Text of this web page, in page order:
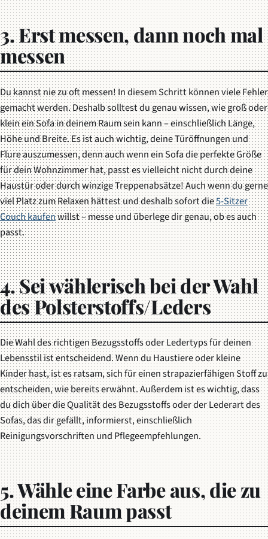
3. Erst messen, dann noch mal
messen
Du kannst nie zu oft messen! In diesem Schritt können viele Fehler
gemacht werden. Deshalb solltest du genau wissen, wie groß oder
klein ein Sofa in deinem Raum sein kann – einschließlich Länge,
Höhe und Breite. Es ist auch wichtig, deine Türöffnungen und
Flure auszumessen, denn auch wenn ein Sofa die perfekte Größe
für dein Wohnzimmer hat, passt es vielleicht nicht durch deine
Haustür oder durch winzige Treppenabsätze! Auch wenn du gerne
viel Platz zum Relaxen hättest und deshalb sofort die5-Sitzer
Couch kaufenwillst – messe und überlege dir genau, ob es auch
passt.
4. Sei wählerisch bei der Wahl
des Polsterstoffs/Leders
Die Wahl des richtigen Bezugsstoffs oder Ledertyps für deinen
Lebensstil ist entscheidend. Wenn du Haustiere oder kleine
Kinder hast, ist es ratsam, sich für einen strapazierfähigen Stoff zu
entscheiden, wie bereits erwähnt. Außerdem ist es wichtig, dass
du dich über die Qualität des Bezugsstoffs oder der Lederart des
Sofas, das dir gefällt, informierst, einschließlich
Reinigungsvorschriften und Pflegeempfehlungen.
5. Wähle eine Farbe aus, die zu
deinem Raum passt